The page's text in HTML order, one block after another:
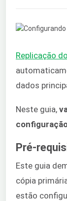
Replicação
dados
Neste guia,
Pré-
Este guia
cópia
estão